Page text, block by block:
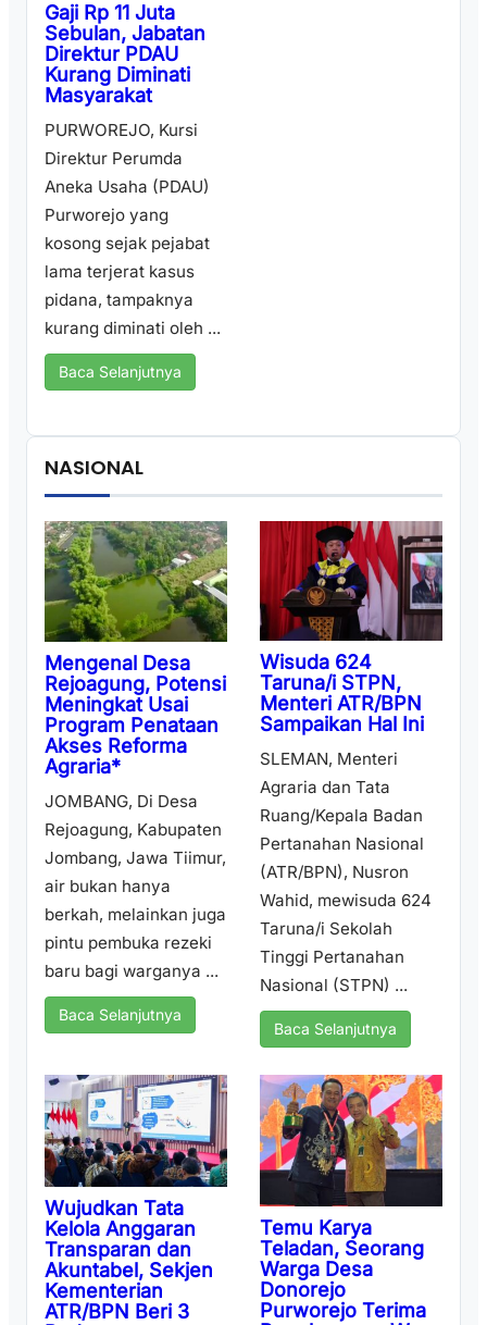
Gaji Rp 11 Juta
Sebulan, Jabatan
Direktur PDAU
Kurang Diminati
Masyarakat
PURWOREJO, Kursi
Direktur Perumda
Aneka Usaha (PDAU)
Purworejo yang
kosong sejak pejabat
lama terjerat kasus
pidana, tampaknya
kurang diminati oleh ...
Baca Selanjutnya
NASIONAL
Mengenal Desa
Rejoagung, Potensi
Meningkat Usai
Program Penataan
Akses Reforma
Agraria*
JOMBANG, Di Desa
Rejoagung, Kabupaten
Jombang, Jawa Tiimur,
air bukan hanya
berkah, melainkan juga
pintu pembuka rezeki
baru bagi warganya ...
Baca Selanjutnya
Wisuda 624
Taruna/i STPN,
Menteri ATR/BPN
Sampaikan Hal Ini
SLEMAN, Menteri
Agraria dan Tata
Ruang/Kepala Badan
Pertanahan Nasional
(ATR/BPN), Nusron
Wahid, mewisuda 624
Taruna/i Sekolah
Tinggi Pertanahan
Nasional (STPN) ...
Baca Selanjutnya
Wujudkan Tata
Kelola Anggaran
Transparan dan
Akuntabel, Sekjen
Kementerian
ATR/BPN Beri 3
Temu Karya
Teladan, Seorang
Warga Desa
Donorejo
Purworejo Terima